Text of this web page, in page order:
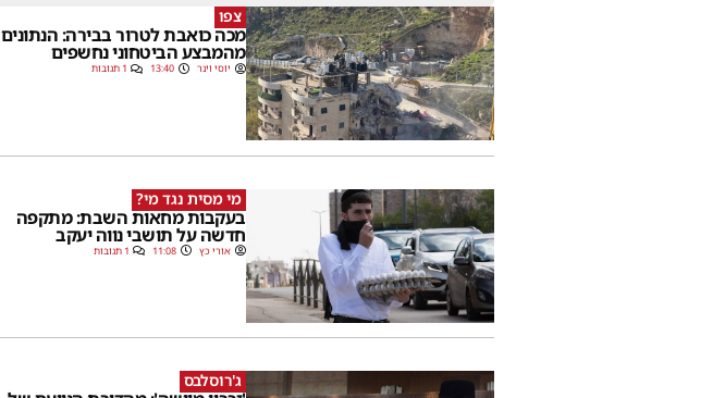
צפו
מכה כואבת לטרור בבירה: הנתונים
מהמבצע הביטחוני נחשפים
יוסי וינר 13:40 1 תגובות
מי מסית נגד מי?
בעקבות מחאות השבת: מתקפה
חדשה על תושבי נווה יעקב
אורי כץ 11:08 1 תגובות
ג'רוסלבס